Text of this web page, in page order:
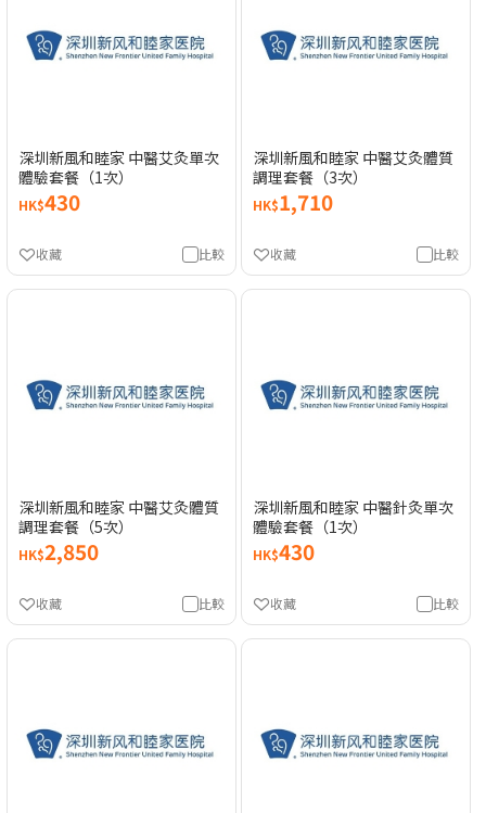
深圳新風和睦家 中醫艾灸單次
體驗套餐（1次）
HK$430
比較
收藏
深圳新風和睦家 中醫艾灸體質
調理套餐（3次）
HK$1,710
比較
收藏
深圳新風和睦家 中醫艾灸體質
調理套餐（5次）
HK$2,850
比較
收藏
深圳新風和睦家 中醫針灸單次
體驗套餐（1次）
HK$430
比較
收藏